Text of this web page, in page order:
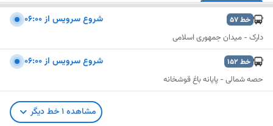
خط57 شروع سرویس از ۰۶:۰۰
دارک - میدان جمهوری اسلامی
خط 152 شروع سرویس از ۰۶:۰۰
حصه شمالی - پایانه باغ قوشخانه
مشاهده1خط دیگر